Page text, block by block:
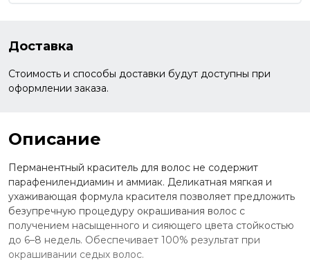
Доставка
Стоимость и способы доставки будут доступны при
оформлении заказа.
Описание
Перманентный краситель для волос не содержит
парафенилендиамин и аммиак. Деликатная мягкая и
ухаживающая формула красителя позволяет предложить
безупречную процедуру окрашивания волос с
получением насыщенного и сияющего цвета стойкостью
до 6–8 недель. Обеспечивает 100% результат при
окрашивании седых волос.